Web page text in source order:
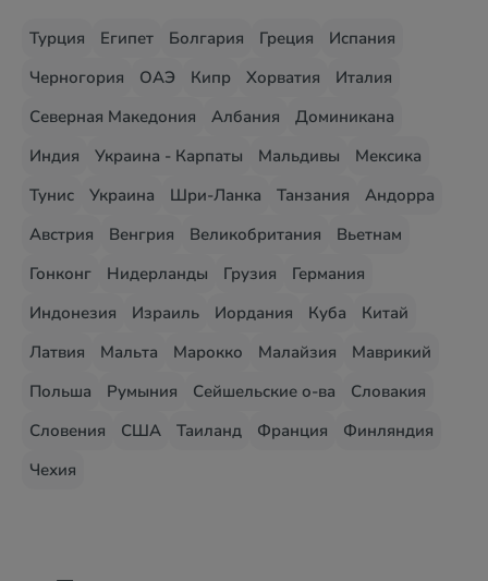
Турция Египет Болгария Греция
Испания
Черногория
ОАЭ Кипр Хорватия
Италия
Северная Македония
Албания
Доминикана
Индия
Украина - Карпаты Мальдивы
Мексика
Тунис
Украина Шри-Ланка Танзания
Андорра
Австрия
Венгрия Великобритания
Вьетнам
Гонконг
Нидерланды Грузия
Германия
Индонезия
Израиль Иордания Куба
Китай
Латвия
Мальта Марокко Малайзия
Маврикий
Польша
Румыния Сейшельские о-ва
Словакия
Словения
США Таиланд Франция
Финляндия
Чехия